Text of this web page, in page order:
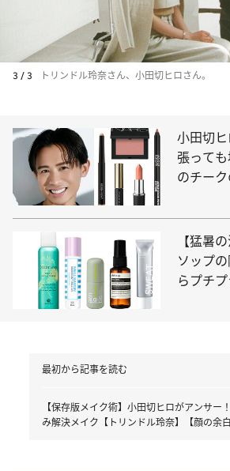
3 / 3 トリンドル玲奈さん、小田切ヒロさん。
小田切
張って
のチー
【猛暑
ソップ
らプチ
最初から記事を読む
【保存版メイク術】小田切ヒロがアンサー
み解決メイク【トリンドル玲奈】【顔の余白